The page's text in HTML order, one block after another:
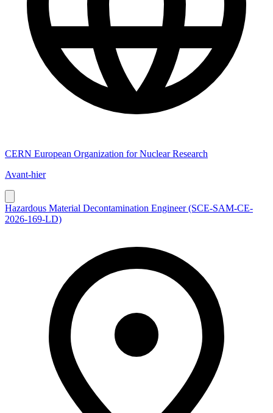
CERN European Organization for Nuclear Research
Avant-hier
Hazardous Material Decontamination Engineer (SCE-SAM-CE-
2026-169-LD)